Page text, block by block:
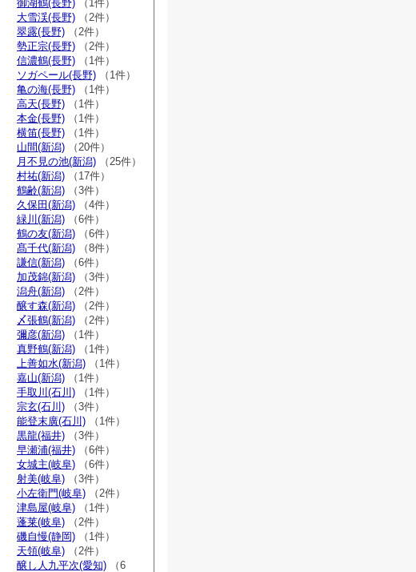
御湖鶴(長野) （1件）
大雪渓(長野) （2件）
翠露(長野) （2件）
勢正宗(長野) （2件）
信濃鶴(長野) （1件）
ソガペール(長野) （1件）
亀の海(長野) （1件）
高天(長野) （1件）
本金(長野) （1件）
横笛(長野) （1件）
山間(新潟) （20件）
月不見の池(新潟) （25件）
村祐(新潟) （17件）
鶴齢(新潟) （3件）
久保田(新潟) （4件）
緑川(新潟) （6件）
鶴の友(新潟) （6件）
髙千代(新潟) （8件）
謙信(新潟) （6件）
加茂錦(新潟) （3件）
潟舟(新潟) （2件）
醸す森(新潟) （2件）
〆張鶴(新潟) （2件）
彌彦(新潟) （1件）
真野鶴(新潟) （1件）
上善如水(新潟) （1件）
嘉山(新潟) （1件）
手取川(石川) （1件）
宗玄(石川) （3件）
能登末廣(石川) （1件）
黒龍(福井) （3件）
早瀬浦(福井) （6件）
女城主(岐阜) （6件）
射美(岐阜) （3件）
小左衛門(岐阜) （2件）
津島屋(岐阜) （1件）
蓬莱(岐阜) （2件）
磯自慢(静岡) （1件）
天領(岐阜) （2件）
醸し人九平次(愛知) （6